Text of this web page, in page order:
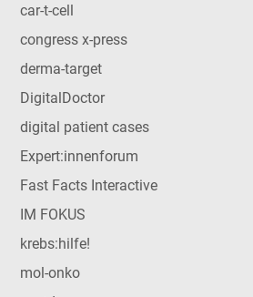
car-t-cell
congress x-press
derma-target
DigitalDoctor
digital patient cases
Expert:innenforum
Fast Facts Interactive
IM FOKUS
krebs:hilfe!
mol-onko